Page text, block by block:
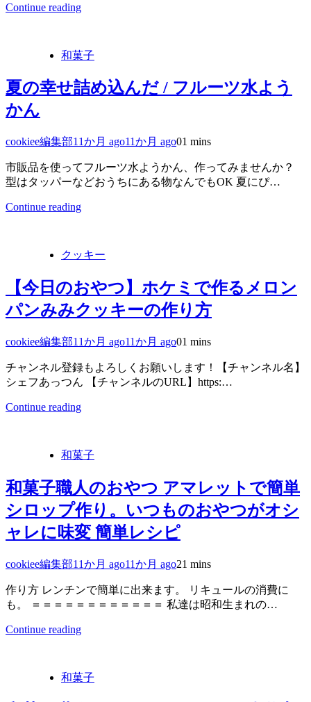
Continue reading
和菓子
夏の幸せ詰め込んだ / フルーツ水よう
かん
cookiee編集部11か月 ago11か月 ago01 mins
市販品を使ってフルーツ水ようかん、作ってみませんか？
型はタッパーなどおうちにある物なんでもOK 夏にぴ…
Continue reading
クッキー
【今日のおやつ】ホケミで作るメロン
パンみみクッキーの作り方
cookiee編集部11か月 ago11か月 ago01 mins
チャンネル登録もよろしくお願いします！【チャンネル名】
シェフあっつん 【チャンネルのURL】https:…
Continue reading
和菓子
和菓子職人のおやつ アマレットで簡単
シロップ作り。いつものおやつがオシ
ャレに味変 簡単レシピ
cookiee編集部11か月 ago11か月 ago21 mins
作り方 レンチンで簡単に出来ます。 リキュールの消費に
も。 ＝＝＝＝＝＝＝＝＝＝＝＝ 私達は昭和生まれの…
Continue reading
和菓子